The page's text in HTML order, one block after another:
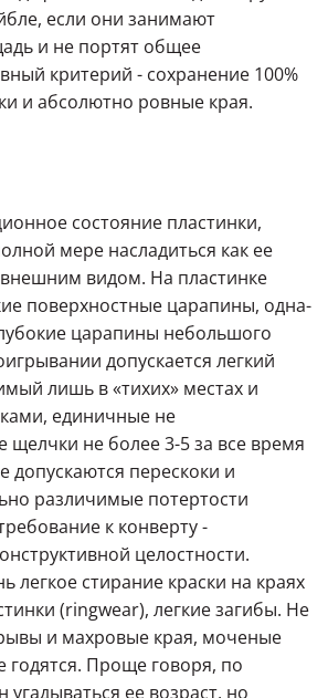
если они занимают
и не портят общее
критерий - сохранение 100%
и абсолютно ровные края.
состояние пластинки,
мере насладиться как ее
видом. На пластинке
поверхностные царапины, одна-
царапины небольшого
допускается легкий
лишь в «тихих» местах и
единичные не
щелчки не более 3-5 за все время
допускаются перескоки и
различимые потертости
к конверту -
целостности.
легкое стирание краски на краях
(ringwear), легкие загибы. Не
и махровые края, моченые
годятся. Проще говоря, по
угадываться ее возраст, но